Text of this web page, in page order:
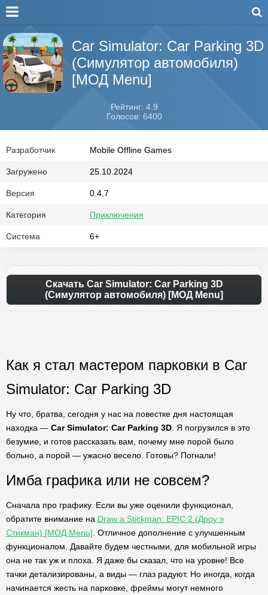
Car Simulator: Car Parking 3D
(Симулятор автомобиля)
[МОД Menu]
Рейтинг: 4.9
Голосов: 6400
Разработчик Mobile Offline Games
Загружено 25.10.2024
Версия 0.4.7
Категория Приключения
Система 6+
Скачать Car Simulator: Car Parking 3D
(Симулятор автомобиля) [МОД Menu]
Как я стал мастером парковки в Car
Simulator: Car Parking 3D
Ну что, братва, сегодня у нас на повестке дня настоящая
находка — Car Simulator: Car Parking 3D . Я погрузился в это
безумие, и готов рассказать вам, почему мне порой было
больно, а порой — ужасно весело. Готовы? Погнали!
Имба графика или не совсем?
Сначала про графику. Если вы уже оценили функционал,
обратите внимание на Draw a Stickman: EPIC 2 (Дроу э
Стикман) [МОД Menu] . Отличное дополнение с улучшенным
функционалом. Давайте будем честными, для мобильной игры
она не так уж и плоха. Я даже бы сказал, что на уровне! Все
тачки детализированы, а виды — глаз радуют. Но иногда, когда
начинается жесть на парковке, фреймы могут немного